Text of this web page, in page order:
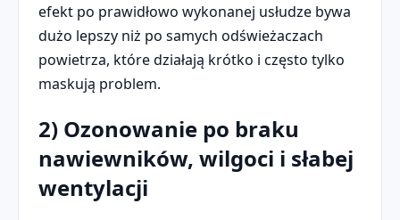
efekt po prawidłowo wykonanej usłudze bywa
dużo lepszy niż po samych odświeżaczach
powietrza, które działają krótko i często tylko
maskują problem.
2) Ozonowanie po braku
nawiewników, wilgoci i słabej
wentylacji